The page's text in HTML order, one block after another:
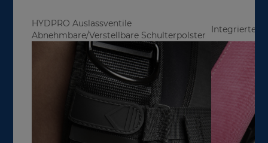
HYDPRO Auslassventile
Abnehmbare/Verstellbare Schulterpolster
Integrierte